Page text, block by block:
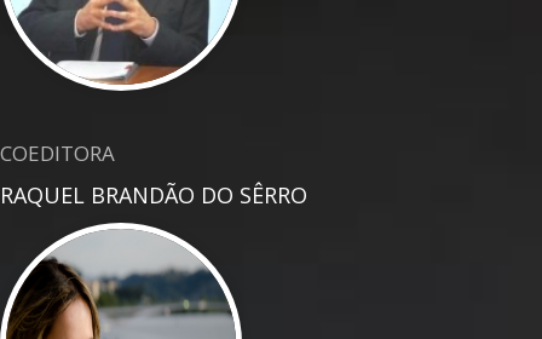
COEDITORA
RAQUEL BRANDÃO DO SÊRRO